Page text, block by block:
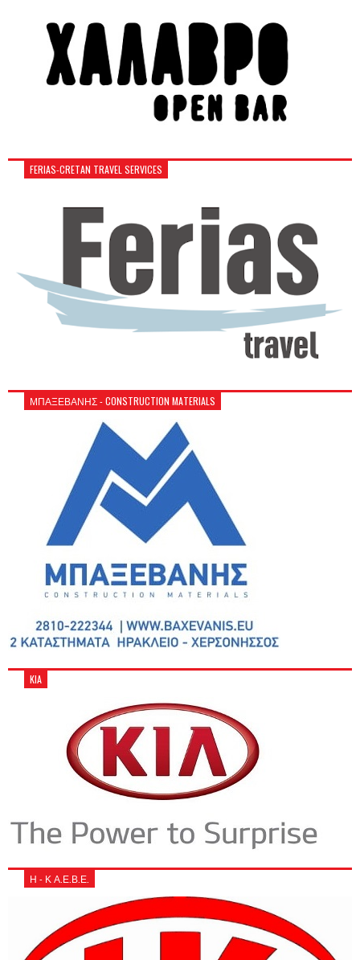
FERIAS-CRETAN TRAVEL SERVICES
ΜΠΑΞΕΒΑΝΗΣ - CONSTRUCTION MATERIALS
KIA
Η - Κ Α.Ε.Β.Ε.